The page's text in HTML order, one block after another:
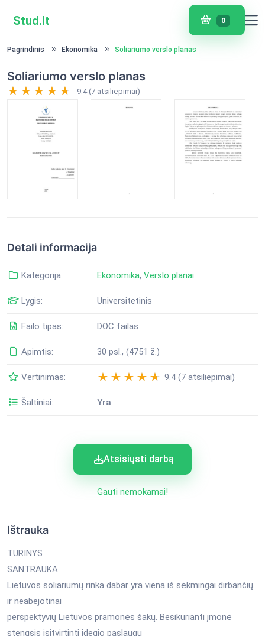
Stud.lt 0
Pagrindinis Ekonomika Soliariumo verslo planas
Soliariumo verslo planas
9.4 (7 atsiliepimai)
Detali informacija
Kategorija: Ekonomika, Verslo planai
Lygis: Universitetinis
Failo tipas: DOC failas
Apimtis: 30 psl., (4751 ž.)
Vertinimas: 9.4 (7 atsiliepimai)
Šaltiniai: Yra
Atsisiųsti darbą
Gauti nemokamai!
Ištrauka
TURINYS
SANTRAUKA
Lietuvos soliariumų rinka dabar yra viena iš sėkmingai dirbančių
ir neabejotinai
perspektyvių Lietuvos pramonės šakų. Besikurianti įmonė
stengsis įsitvirtinti įdegio paslaugų